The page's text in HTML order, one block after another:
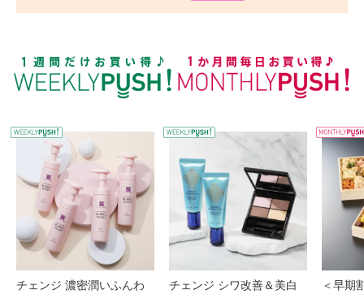
WEEKLY PUSH
チェンジ 濃密潤いふんわ
チェンジ シワ改善＆美白
＜早期